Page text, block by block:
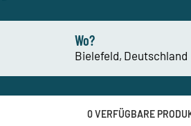
Wo?
0 VERFÜGBARE